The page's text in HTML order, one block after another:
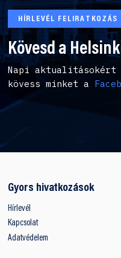
HÍRLEVÉL FELIRATKOZÁS
Kövesd a
Napi
kövess minket a
Gyors hivatkozások
Hírlevél
Kapcsolat
Adatvédelem